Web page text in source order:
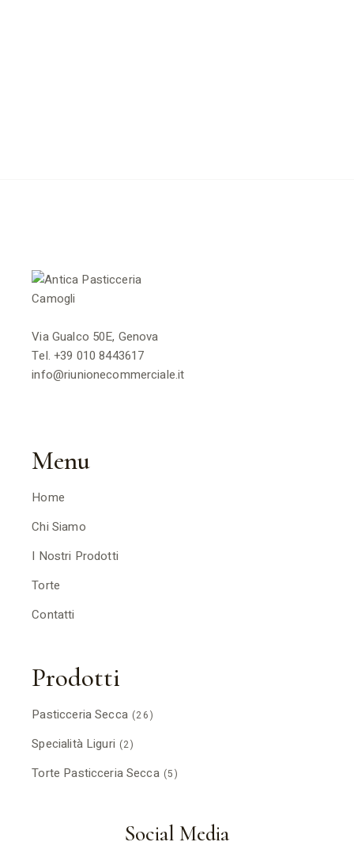
Via Gualco 50E, Genova
Tel.+39 010 8443617
info@riunionecommerciale.it
Menu
Home
Chi Siamo
I Nostri Prodotti
Torte
Contatti
Prodotti
Pasticceria Secca (26)
Specialità Liguri (2)
Torte Pasticceria Secca (5)
Social Media